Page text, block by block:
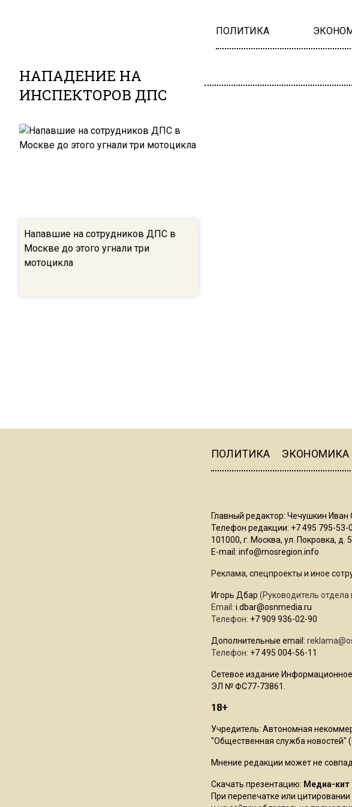
ПОЛИТИКА
НАПАДЕНИЕ НА
ИНСПЕКТОРОВ ДПС
Напавшие на сотрудников ДПС в
Москве до этого угнали три
мотоцикла
ПОЛИТИКА ЭКОНОМИКА
Главный редактор: Чечушкин Иван
Телефон редакции: +7 495 795-53-
101000, г. Москва, ул. Покровка, д. 5
E-mail: info@mosregion.info
Реклама, спецпроекты и иное
Игорь Дбар (Руководитель
Email: i.dbar@osnmedia.ru
Телефон: +7 909 936-02-90
Дополнительные email:
Телефон: +7 495 004-56-11
Сетевое издание Информационное
ЭЛ № ФС77-73861.
18+
Учредитель: Автономная
"Общественная служба новостей"
Мнение редакции может не
Скачать презентацию: Медиа-кит
При перепечатке или